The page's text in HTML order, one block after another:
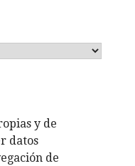
y de
datos
de